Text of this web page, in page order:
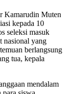
Kamarudin Muten
kepada 10
seleksi masuk
nasional yang
berlangsung
tua, kepala
mendalam